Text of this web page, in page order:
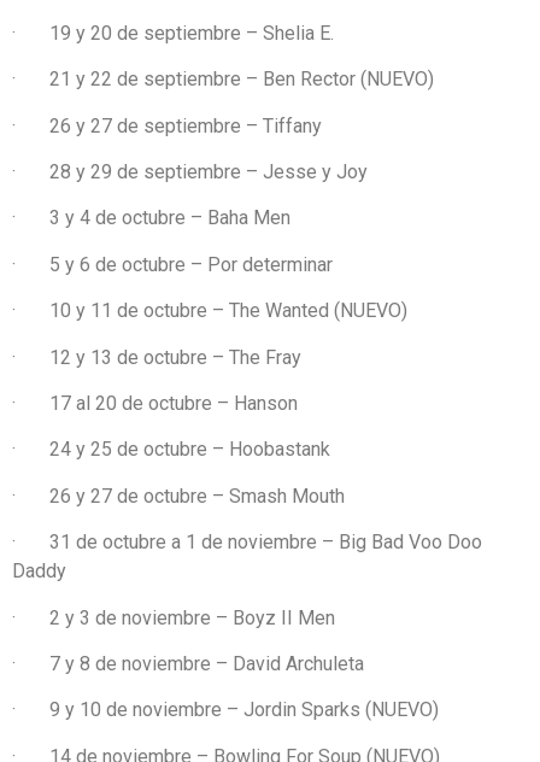
· 19 y 20 de septiembre – Shelia E.
· 21 y 22 de septiembre – Ben Rector (NUEVO)
· 26 y 27 de septiembre – Tiffany
· 28 y 29 de septiembre – Jesse y Joy
· 3 y 4 de octubre – Baha Men
· 5 y 6 de octubre – Por determinar
· 10 y 11 de octubre – The Wanted (NUEVO)
· 12 y 13 de octubre – The Fray
· 17 al 20 de octubre – Hanson
· 24 y 25 de octubre – Hoobastank
· 26 y 27 de octubre – Smash Mouth
· 31 de octubre a 1 de noviembre – Big Bad Voo Doo
Daddy
· 2 y 3 de noviembre – Boyz II Men
· 7 y 8 de noviembre – David Archuleta
· 9 y 10 de noviembre – Jordin Sparks (NUEVO)
· 14 de noviembre – Bowling For Soup (NUEVO)